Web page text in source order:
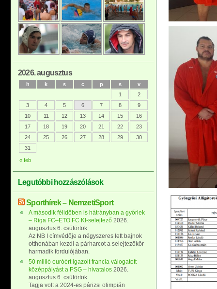
2026. augusztus
h k s c p s v
« feb
1
2
3
4 5 6 7 8
9
10
11 12 13 14 15
16
17
18 19 20 21 22
23
24
25 26 27 28 29
30
31
Legutóbbi hozzászólások
Sporthírek – NemzetiSport
A második félidőben is hátrányban a győriek
– Riga FC–ETO FC Kl-selejtező 2026.
augusztus 6. csütörtök
Az NB I címvédője a négyszeres lett bajnok
otthonában kezdi a párharcot a selejtezőkör
harmadik fordulójában.
50 millió euróért igazolt francia válogatott
középpályást a PSG – hivatalos 2026.
augusztus 6. csütörtök
Tagja volt a 2024-es párizsi olimpián